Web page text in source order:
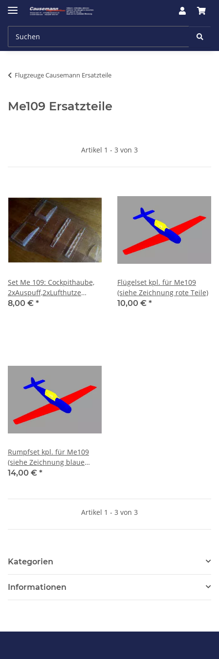
Flugzeuge Causemann Ersatzteile
Me109 Ersatzteile
Artikel 1 - 3 von 3
Set Me 109: Cockpithaube,
2xAuspuff,2xLufthutze
groß,1xLufthutze klein
8,00 € *
Flügelset kpl. für Me109
(siehe Zeichnung rote Teile)
10,00 € *
Rumpfset kpl. für Me109
(siehe Zeichnung blaue
Teile)
14,00 € *
Artikel 1 - 3 von 3
Kategorien
Informationen